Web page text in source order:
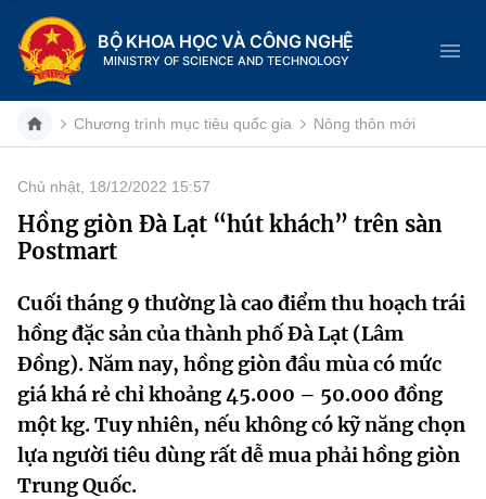
BỘ KHOA HỌC VÀ CÔNG NGHỆ
MINISTRY OF SCIENCE AND TECHNOLOGY
Danh mục
Trang chủ
Giới thiệu
Chức năng nhiệm vụ
Cơ cấu tổ chức
Lịch sử phát triển
Tin tức sự kiện
Khoa học và Công nghệ
Đổi mới sáng tạo
Dịch vụ công
Hệ thống văn bản
Chương trình mục tiêu quốc gia Nông thôn mới
Chủ nhật, 18/12/2022 15:57
Hồng giòn Đà Lạt “hút khách” trên sàn
Postmart
Cuối tháng 9 thường là cao điểm thu hoạch trái
hồng đặc sản của thành phố Đà Lạt (Lâm
Đồng). Năm nay, hồng giòn đầu mùa có mức
giá khá rẻ chỉ khoảng 45.000 – 50.000 đồng
một kg. Tuy nhiên, nếu không có kỹ năng chọn
lựa người tiêu dùng rất dễ mua phải hồng giòn
Trung Quốc.